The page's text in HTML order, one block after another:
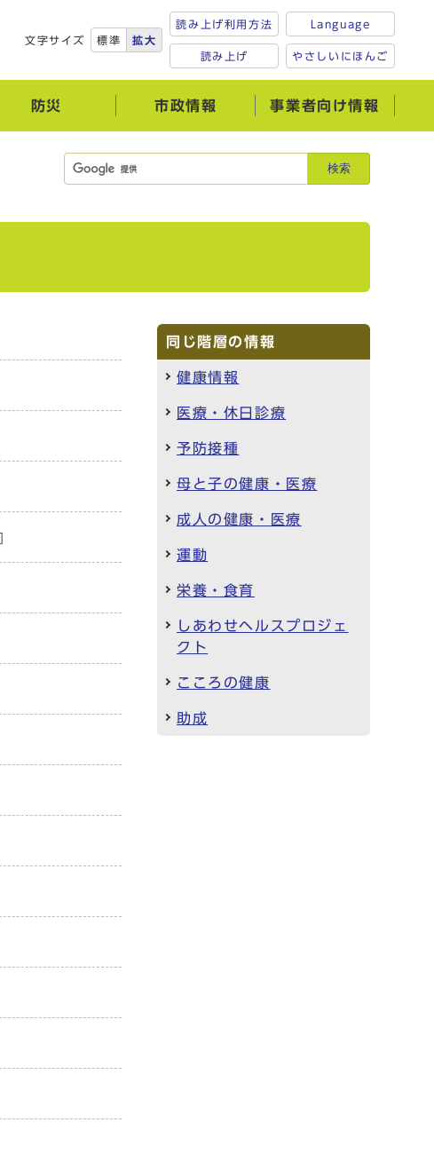
文字サイズ 標準 拡大
読み上げ利用方法
読み上げ
Language
やさしいにほんご
防災 市政情報 事業者向け情報
検索
同じ階層の情報
健康情報
医療・休日診療
予防接種
母と子の健康・医療
成人の健康・医療
運動
栄養・食育
しあわせヘルスプロジェ
クト
こころの健康
助成